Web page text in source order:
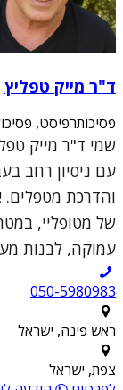
ד"ר מייק טפליץ
פסיכותרפיסט,
שמי ד"ר מייק
עם ניסיון רחב
והדרכת מטפלים.
של מטופליי,
עמוקה, לבנות
050-5980983
ראש פינה, ישראל
צפת, ישראל